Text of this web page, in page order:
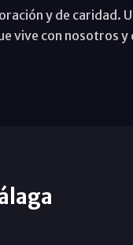
y de caridad.
vive con nosotros y